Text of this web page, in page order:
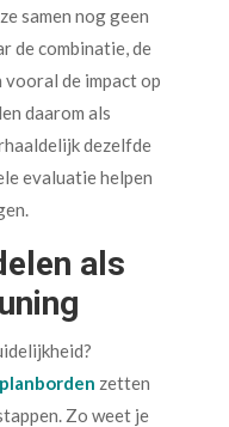
samen nog geen
de combinatie, de
de impact op
daarom als
dezelfde
evaluatie helpen
als
planborden zetten
Zo weet je